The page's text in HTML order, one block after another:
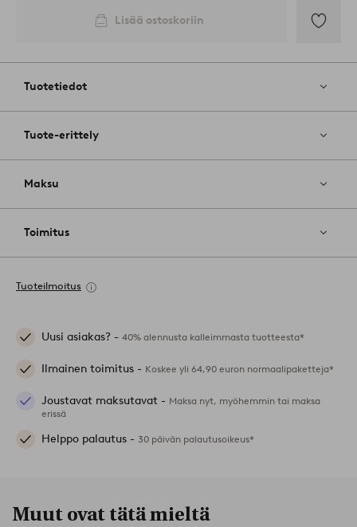
Lisää ostoskoriin
Tuotetiedot
Tuote-erittely
Maksu
Toimitus
Tuoteilmoitus
Uusi asiakas? - 40% alennusta kalleimmasta tuotteesta*
Ilmainen toimitus - Koskee yli 64,90 euron normaalipaketteja*
Joustavat maksutavat - Maksa nyt, myöhemmin tai maksa
erissä
Helppo palautus - 30 päivän palautusoikeus*
Muut ovat tätä mieltä